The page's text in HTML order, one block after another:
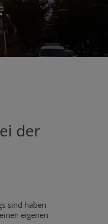
der
sind haben
eigenen